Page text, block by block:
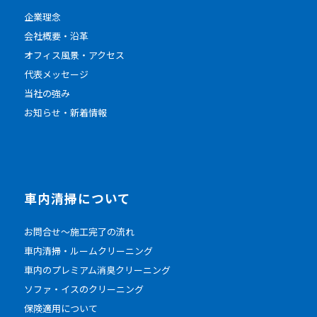
企業理念
会社概要・沿革
オフィス風景・アクセス
代表メッセージ
当社の強み
お知らせ・新着情報
車内清掃について
お問合せ～施工完了の流れ
車内清掃・ルームクリーニング
車内のプレミアム消臭クリーニング
ソファ・イスのクリーニング
保険適用について